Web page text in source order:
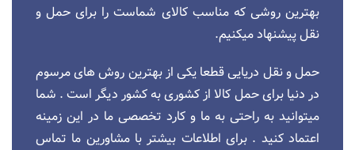
بهترین روشی که مناسب کالای شماست را برای حمل و
نقل پیشنهاد میکنیم.
حمل و نقل دریایی قطعا یکی از بهترین روش های مرسوم
در دنیا برای حمل کالا از کشوری به کشور دیگر است . شما
میتوانید به راحتی به ما و کارد تخصصی ما در این زمینه
اعتماد کنید . برای اطلاعات بیشتر با مشاورین ما تماس